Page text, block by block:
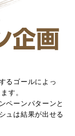
るゴールによっ
す。
ペーンパターンと
ュは結果が出せる